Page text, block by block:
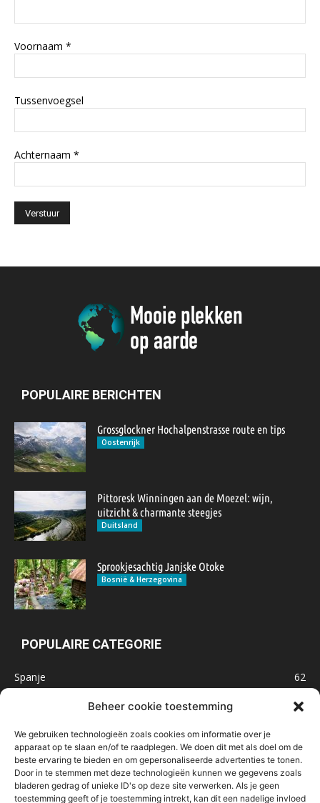
Beheer cookie toestemming
We gebruiken technologieën zoals cookies om informatie over je
apparaat op te slaan en/of te raadplegen. We doen dit met als doel om de
beste ervaring te bieden en om gepersonaliseerde advertenties te tonen.
Door in te stemmen met deze technologieën kunnen we gegevens zoals
bladeren gedrag of unieke ID's op deze site verwerken. Als je geen
toestemming geeft of je toestemming intrekt, kan dit een nadelige invloed
Voornaam *
Tussenvoegsel
Achternaam *
POPULAIRE BERICHTEN
Grossglockner Hochalpenstrasse route en tips
Oostenrijk
Pittoresk Winningen aan de Moezel: wijn,
uitzicht & charmante steegjes
Duitsland
Sprookjesachtig Janjske Otoke
Bosnië & Herzegovina
POPULAIRE CATEGORIE
Spanje
62
47
Marokko
32
IJsland
32
Malta